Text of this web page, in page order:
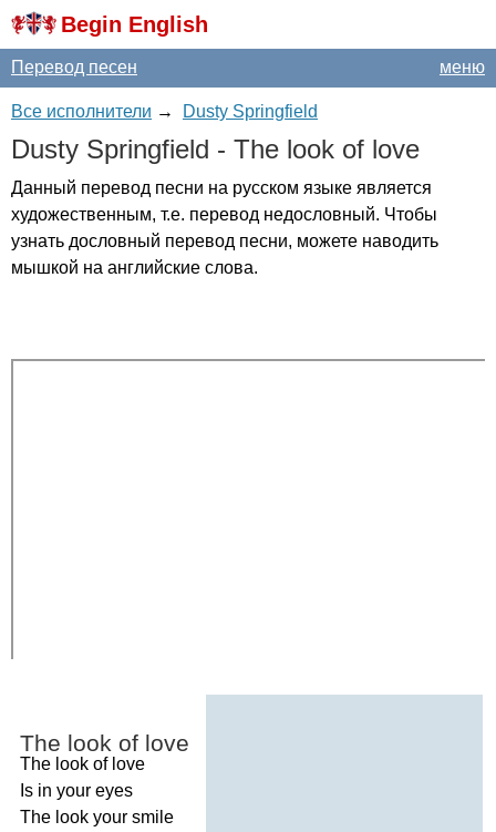
Begin English
меню
Перевод песен
Все исполнители → Dusty Springfield
Dusty Springfield - The look of love
Данный перевод песни на русском языке является
художественным, т.е. перевод недословный. Чтобы
узнать дословный перевод песни, можете наводить
мышкой на английские слова.
The look of love
The look of love
Is in your eyes
The look your smile